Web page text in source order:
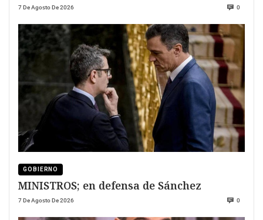
7 De Agosto De 2026 0
GOBIERNO
MINISTROS; en defensa de Sánchez
7 De Agosto De 2026 0